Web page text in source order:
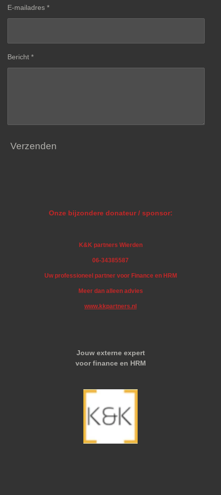
E-mailadres *
Bericht *
Verzenden
Onze bijzondere donateur / sponsor:
K&K partners Wierden
06-34385587
Uw professioneel partner voor Finance en HRM
Meer dan alleen advies
www.kkpartners.nl
Jouw externe expert
voor finance en HRM